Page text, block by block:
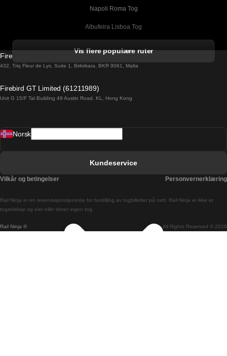
Napoli Roma Tog
Albufeira Lisboa Tog
Barcelona Madrid Tog
Barcelona Sevilla Tog
Budapest Prague Tog
Vis flere populære ruter
Firebird GT Limited (OC 1451)
432, Triq Fleur de Lys, Suite 1, Birkirkara, BKR 9061, Malta
Firebird GT Limited (61211989)
Unit G 15/F Tal Building 49 Austin Road, KL, Hong Kong
Rail Ninja ® All Rights Reserved © 2026
Rail Ninja er en reservasjons­tjeneste for bestilling av togbilletter på nett. Rail Ninja er ikke et
togselskap og eier eller driver ingen tog.
Norsk
Kundeservice
Vilkår og betingelser Personvernerklæring